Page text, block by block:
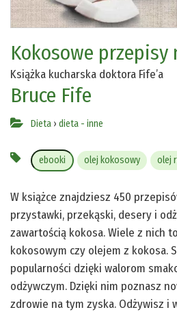
Kokosowe przepisy
Książka kucharska doktora Fife’a
Bruce Fife
Dieta › dieta - inne
ebooki olej kokosowy olej
W książce znajdziesz 450
przystawki, przekąski, desery i
zawartością kokosa. Wiele z nich
kokosowym czy olejem z kokosa.
popularności dzięki walorom
odżywczym. Dzięki nim poznasz
zdrowie na tym zyska. Odżywisz i